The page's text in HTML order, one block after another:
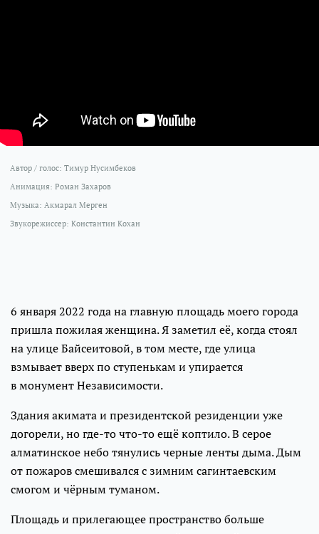
Автор / голос: Тимур Нусимбеков
Анимация: Роман Захаров
Музыка: Акмарал Мерген
Звукорежиссер: Константин Кохан
6 января 2022 года на главную площадь моего города
пришла пожилая женщина. Я заметил её, когда стоял
на улице Байсеитовой, в том месте, где улица
взмывает вверх по ступенькам и упирается
в монумент Независимости.
Здания акимата и президентской резиденции уже
догорели, но где-то что-то ещё коптило. В серое
алматинское небо тянулись черные ленты дыма. Дым
от пожаров смешивался с зимним сагинтаевским
смогом и чёрным туманом.
Площадь и прилегающее пространство больше